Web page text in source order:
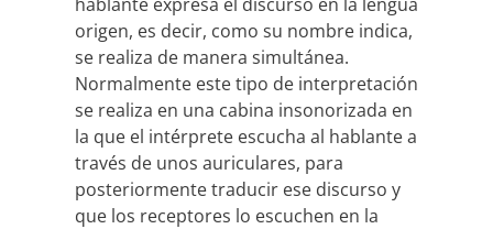
origen, es decir, como su nombre indica,
se realiza de manera simultánea.
Normalmente este tipo de interpretación
se realiza en una cabina insonorizada en
la que el intérprete escucha al hablante a
través de unos auriculares, para
posteriormente traducir ese discurso y
que los receptores lo escuchen en la